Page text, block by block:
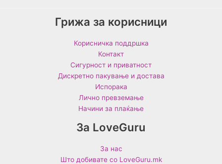
Грижа за корисници
Корисничка поддршка
Контакт
Сигурност и приватност
Дискретно пакување и достава
Испорака
Лично превземање
Начини за плаќање
За LoveGuru
За нас
Што добивате со LoveGuru.mk